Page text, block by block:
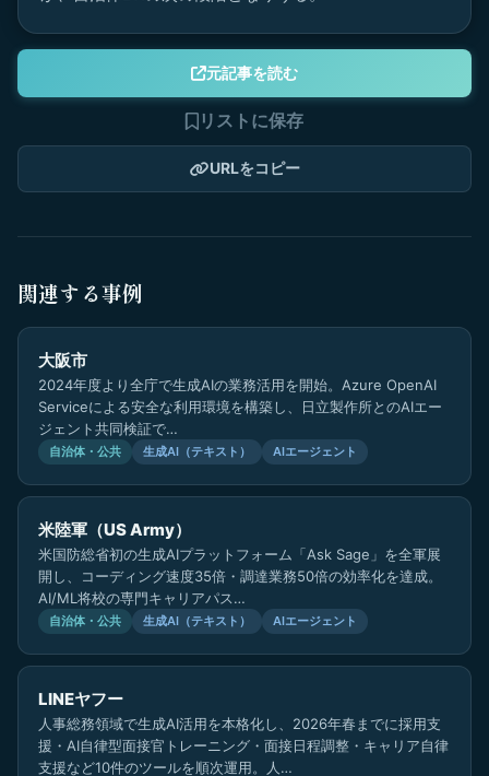
元記事を読む
リストに保存
URLをコピー
関連する事例
大阪市
2024年度より全庁で生成AIの業務活用を開始。Azure OpenAI
Serviceによる安全な利用環境を構築し、日立製作所とのAIエー
ジェント共同検証で…
自治体・公共 生成AI（テキスト） AIエージェント
米陸軍（US Army）
米国防総省初の生成AIプラットフォーム「Ask Sage」を全軍展
開し、コーディング速度35倍・調達業務50倍の効率化を達成。
AI/ML将校の専門キャリアパス…
自治体・公共 生成AI（テキスト） AIエージェント
LINEヤフー
人事総務領域で生成AI活用を本格化し、2026年春までに採用支
援・AI自律型面接官トレーニング・面接日程調整・キャリア自律
支援など10件のツールを順次運用。人…